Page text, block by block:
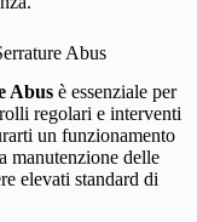
Abus
Abusè essenziale per
regolari e interventi
un funzionamento
manutenzione delle
elevati standard di